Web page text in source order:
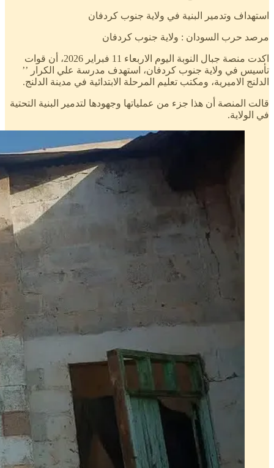
استهداف وتدمير البنية في ولاية جنوب كردفان
مرصد حرب السودان : ولاية جنوب كردفان
اكدت منصة جبال النوبة اليوم الاربعاء 11 فبراير 2026، أن قوات
تأسيس في ولاية جنوب كردفان، استهدف مدرسة علي الكرار ’’
الدلنج الاميرية، ومكتب تعليم المرحلة الابتدائية في مدينة الدلنج.
قالت المنصة أن هذا جزء من عملياتها وجهودها لتدمير البنية التحتية
في الولاية.